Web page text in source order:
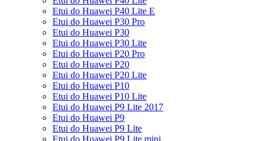
Etui do Huawei P40 Lite E
Etui do Huawei P30 Pro
Etui do Huawei P30
Etui do Huawei P30 Lite
Etui do Huawei P20 Pro
Etui do Huawei P20
Etui do Huawei P20 Lite
Etui do Huawei P10
Etui do Huawei P10 Lite
Etui do Huawei P9 Lite 2017
Etui do Huawei P9
Etui do Huawei P9 Lite
Etui do Huawei P9 Lite mini